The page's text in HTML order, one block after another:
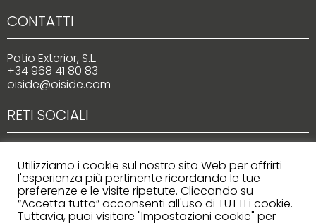
CONTATTI
Patio Exterior, S.L.
+34 968 41 80 83
oiside@oiside.com
RETI SOCIALI
Utilizziamo i cookie sul nostro sito Web per offrirti
l'esperienza più pertinente ricordando le tue
preferenze e le visite ripetute. Cliccando su
“Accetta tutto” acconsenti all'uso di TUTTI i cookie.
Tuttavia, puoi visitare "Impostazioni cookie" per